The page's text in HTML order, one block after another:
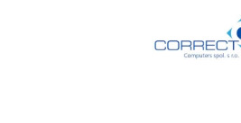
hvězdiček.